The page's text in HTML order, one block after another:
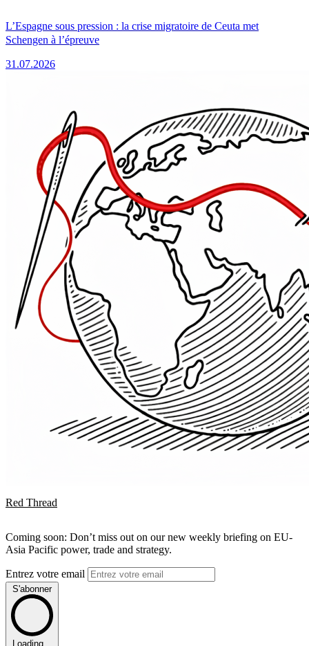
L’Espagne sous pression : la crise migratoire de Ceuta met
Schengen à l’épreuve
31.07.2026
Red Thread
Coming soon: Don’t miss out on our new weekly briefing on EU-
Asia Pacific power, trade and strategy.
Entrez votre email
S'abonner
Loading...